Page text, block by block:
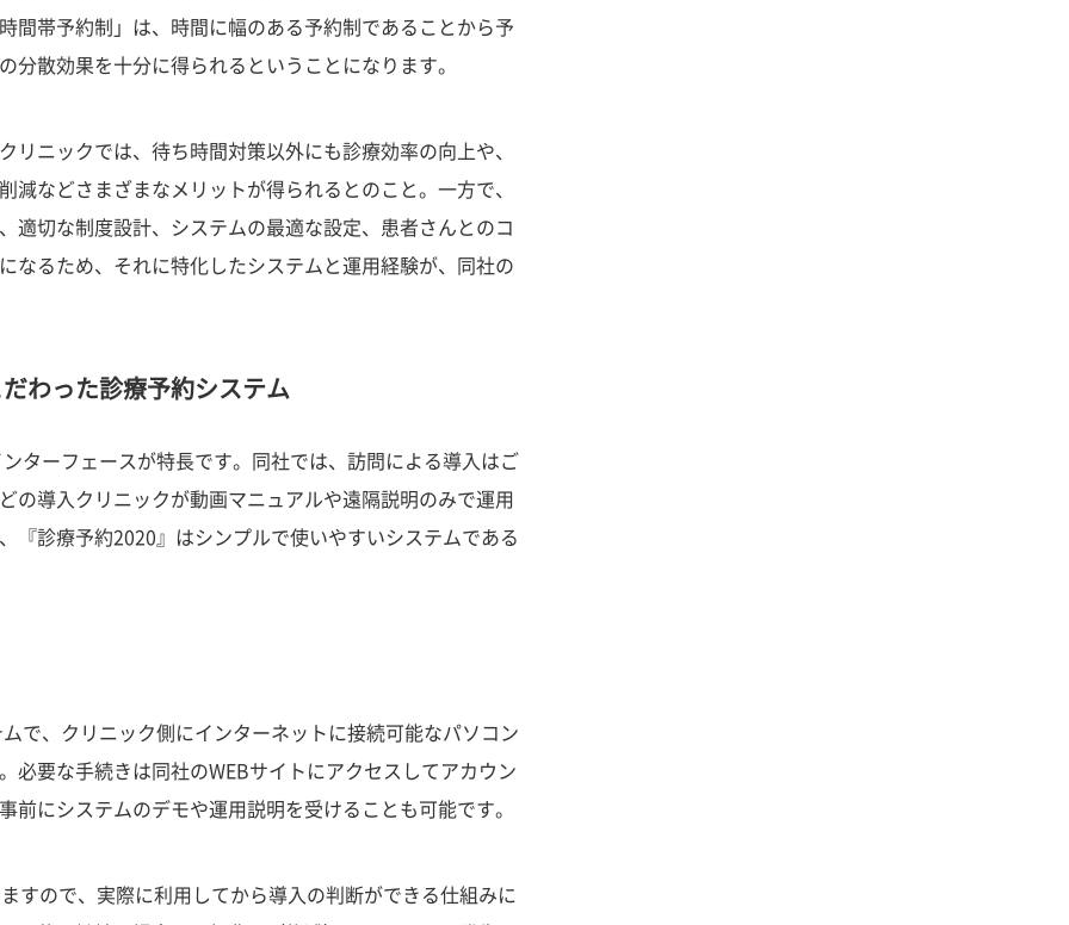
間帯予約制」は、時間に幅のある予約制であることから予
分散効果を十分に得られるということになります。
リニックでは、待ち時間対策以外にも診療効率の向上や、
減などさまざまなメリットが得られるとのこと。一方で、
適切な制度設計、システムの最適な設定、患者さんとのコ
なるため、それに特化したシステムと運用経験が、同社の
わった診療予約システム
ターフェースが特長です。同社では、訪問による導入はご
の導入クリニックが動画マニュアルや遠隔説明のみで運用
『診療予約2020』はシンプルで使いやすいシステムである
で、クリニック側にインターネットに接続可能なパソコン
必要な手続きは同社のWEBサイトにアクセスしてアカウン
前にシステムのデモや運用説明を受けることも可能です。
すので、実際に利用してから導入の判断ができる仕組みに